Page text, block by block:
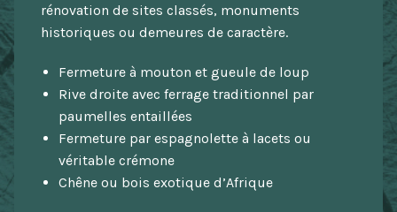
rénovation de sites classés, monuments
historiques ou demeures de caractère.
Fermeture à mouton et gueule de loup
Rive droite avec ferrage traditionnel par
paumelles entaillées
Fermeture par espagnolette à lacets ou
véritable crémone
Chêne ou bois exotique d’Afrique